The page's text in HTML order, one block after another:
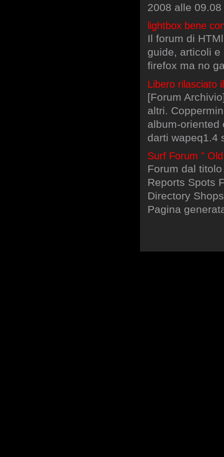
2008 alle
lightbox bene
Il forum di
guide, articoli
firefox ma no
Libero rilasciato
[Forum
altri.
album-oriented
darti wapeq1.4
Surf Forum "
Forum dal
Reports Spots
Directory
Pagina